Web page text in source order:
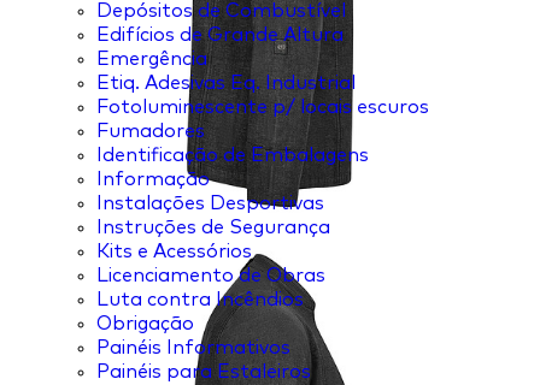
Depósitos de Combustível
Edifícios de Grande Altura
Emergência
Etiq. Adesivas Eq. Industrial
Fotoluminescente p/ locais escuros
Fumadores
Identificação de Embalagens
Informação
Instalações Desportivas
Instruções de Segurança
Kits e Acessórios
Licenciamento de Obras
Luta contra Incêndios
Obrigação
Painéis Informativos
Painéis para Estaleiros